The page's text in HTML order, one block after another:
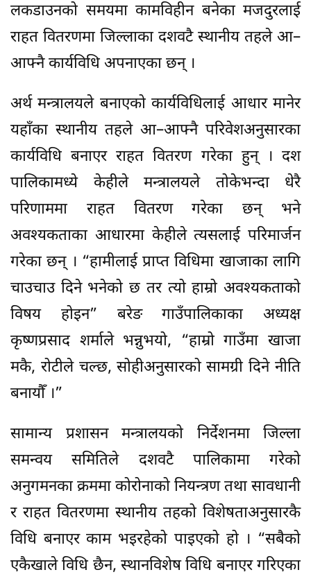
लकडाउनको समयमा कामविहीन बनेका मजदुरलाई
राहत वितरणमा जिल्लाका दशवटै स्थानीय तहले आ–
आफ्नै कार्यविधि अपनाएका छन् ।
अर्थ मन्त्रालयले बनाएको कार्यविधिलाई आधार मानेर
यहाँका स्थानीय तहले आ–आफ्नै परिवेशअनुसारका
कार्यविधि बनाएर राहत वितरण गरेका हुन् । दश
पालिकामध्ये केहीले मन्त्रालयले तोकेभन्दा धेरै
परिणाममा राहत वितरण गरेका छन् भने
अवश्यकताका आधारमा केहीले त्यसलाई परिमार्जन
गरेका छन् । “हामीलाई प्राप्त विधिमा खाजाका लागि
चाउचाउ दिने भनेको छ तर त्यो हाम्रो अवश्यकताको
विषय होइन” बरेङ गाउँपालिकाका अध्यक्ष
कृष्णप्रसाद शर्माले भन्नुभयो, “हाम्रो गाउँमा खाजा
मकै, रोटीले चल्छ, सोहीअनुसारको सामग्री दिने नीति
बनायौँ ।”
सामान्य प्रशासन मन्त्रालयको निर्देशनमा जिल्ला
समन्वय समितिले दशवटै पालिकामा गरेको
अनुगमनका क्रममा कोरोनाको नियन्त्रण तथा सावधानी
र राहत वितरणमा स्थानीय तहको विशेषताअनुसारकै
विधि बनाएर काम भइरहेको पाइएको हो । “सबैको
एकैखाले विधि छैन, स्थानविशेष विधि बनाएर गरिएका